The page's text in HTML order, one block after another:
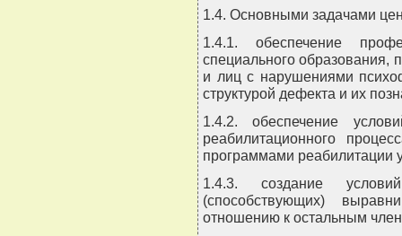
1.4. Основными задачами
1.4.1. обеспечение
специального образования,
и лиц с нарушениями
структурой дефекта и их
1.4.2. обеспечение
реабилитационного
программами реабилитации
1.4.3. создание
(способствующих)
отношению к остальным